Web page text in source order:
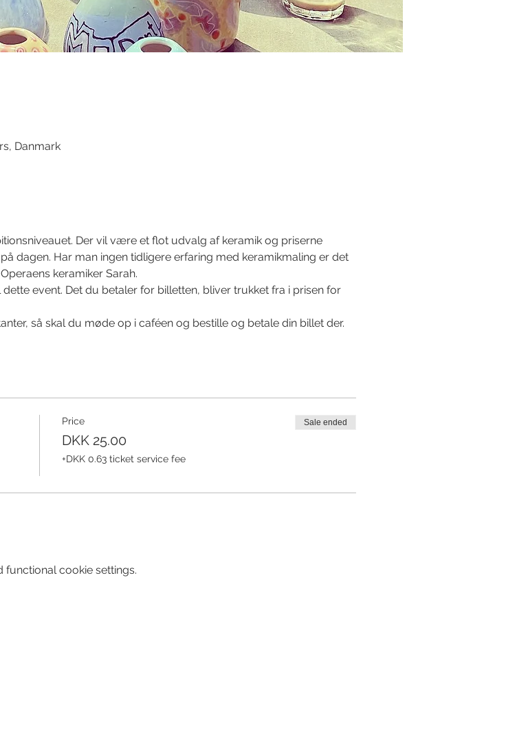
Danmark
Der vil være et flot udvalg af keramik og priserne
dagen. Har man ingen tidligere erfaring med keramikmaling er det
keramiker Sarah.
event. Det du betaler for billetten, bliver trukket fra i prisen for
så skal du møde op i caféen og bestille og betale din billet der.
Price
DKK 25.00
+DKK 0.63 ticket service fee
Sale ended
cookie settings.